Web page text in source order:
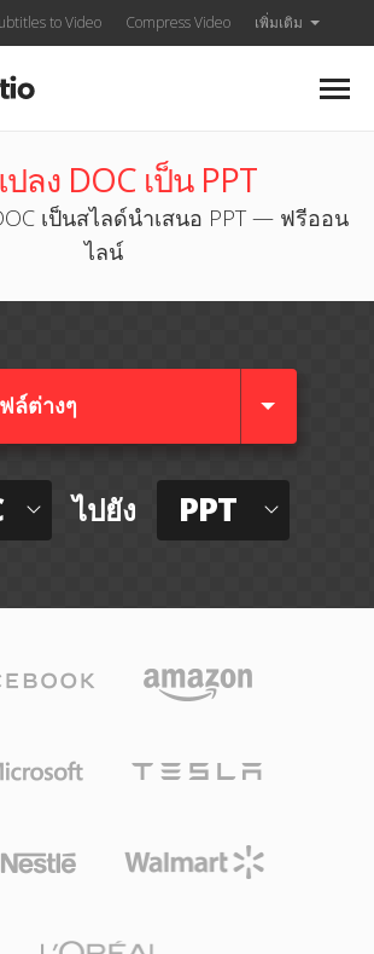
to Video Compress Video เพิ่มเติม
ลง DOC เป็น PPT
เป็นสไลด์นำเสนอ PPT — ฟรีออน
ไลน์
ล์ต่างๆ​
ไปยัง PPT